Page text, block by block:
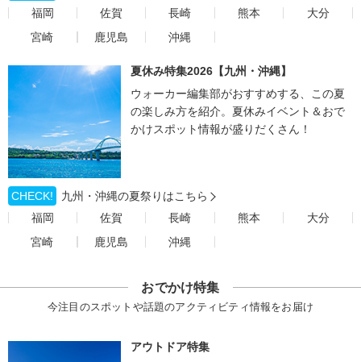
福岡
佐賀 長崎 熊本
大分
宮崎
鹿児島 沖縄
夏休み特集2026【九州・沖縄】
ウォーカー編集部がおすすめする、この夏
の楽しみ方を紹介。夏休みイベント＆おで
かけスポット情報が盛りだくさん！
CHECK!
九州・沖縄の夏祭りはこちら
福岡
佐賀 長崎 熊本
大分
宮崎
鹿児島 沖縄
おでかけ特集
今注目のスポットや話題のアクティビティ情報をお届け
アウトドア特集